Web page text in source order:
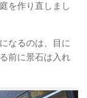
を作り直しまし
なるのは、目に
前に景石は入れ